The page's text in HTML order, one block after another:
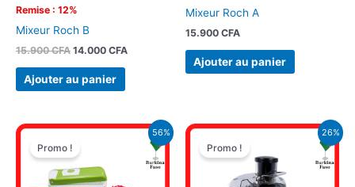
Remise : 12%
Mixeur Roch B
15.900CFA 14.000 CFA
Ajouter au panier
Mixeur Roch A
15.900 CFA
Ajouter au panier
56%
Promo !
Le
initial
était :
15.900 CFA.
Le
26%
Promo !
Le
initial
était :
26.500 CFA.
Le
actuel
est :